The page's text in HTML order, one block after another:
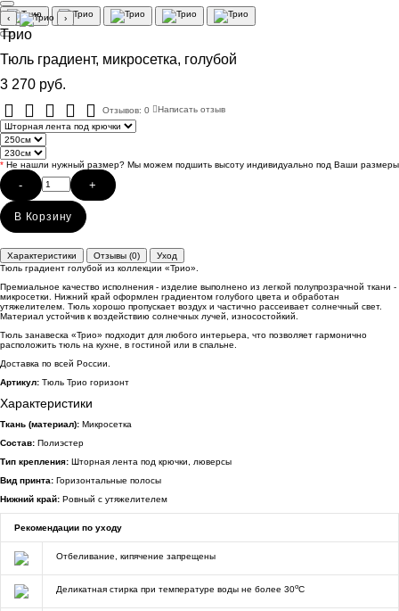
‹ ›
Трио
Тюль градиент, микросетка, голубой
3 270 руб.
Отзывов: 0 Написать отзыв
* Не нашли нужный размер? Мы можем подшить высоту индивидуально под Ваши размеры
- +
В Корзину
Характеристики Отзывы (0)
Уход
Тюль градиент голубой из коллекции «Трио».
Премиальное качество исполнения - изделие выполнено из легкой полупрозрачной ткани -
микросетки. Нижний край оформлен градиентом голубого цвета и обработан
утяжелителем. Тюль хорошо пропускает воздух и частично рассеивает солнечный свет.
Материал устойчив к воздействию солнечных лучей, износостойкий.
Тюль занавеска «Трио» подходит для любого интерьера, что позволяет гармонично
расположить тюль на кухне, в гостиной или в спальне.
Доставка по всей России.
Артикул: Тюль Трио горизонт
Характеристики
Ткань (материал): Микросетка
Состав: Полиэстер
Тип крепления: Шторная лента под крючки, люверсы
Вид принта: Горизонтальные полосы
Нижний край: Ровный с утяжелителем
Рекомендации по уходу
Отбеливание, кипячение запрещены
Деликатная стирка при температуре воды не более 30oC